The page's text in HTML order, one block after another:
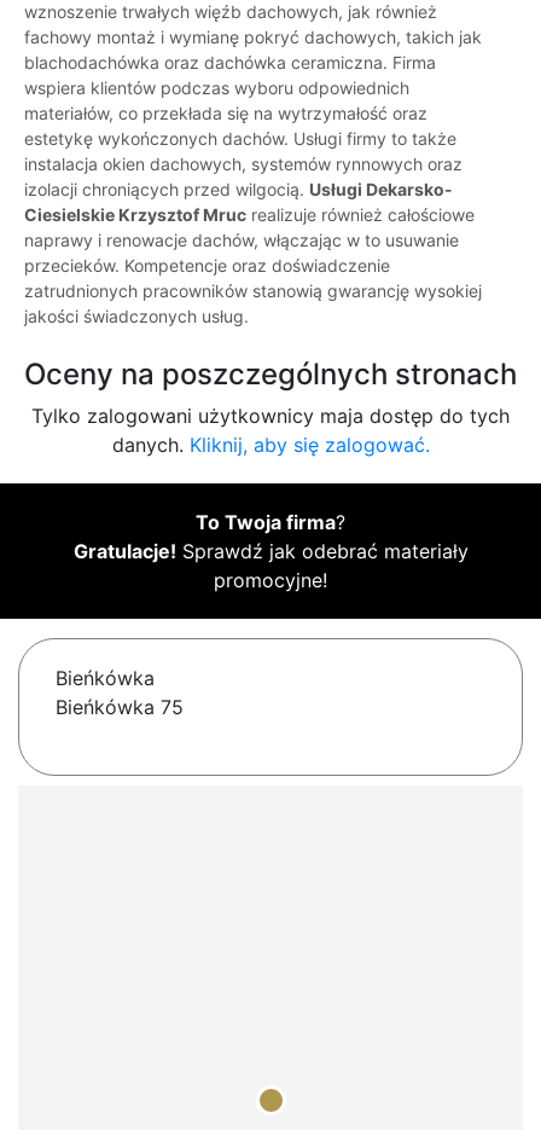
wznoszenie trwałych więźb dachowych, jak również
fachowy montaż i wymianę pokryć dachowych, takich jak
blachodachówka oraz dachówka ceramiczna. Firma
wspiera klientów podczas wyboru odpowiednich
materiałów, co przekłada się na wytrzymałość oraz
estetykę wykończonych dachów. Usługi firmy to także
instalacja okien dachowych, systemów rynnowych oraz
izolacji chroniących przed wilgocią. Usługi Dekarsko-
Ciesielskie Krzysztof Mruc realizuje również całościowe
naprawy i renowacje dachów, włączając w to usuwanie
przecieków. Kompetencje oraz doświadczenie
zatrudnionych pracowników stanowią gwarancję wysokiej
jakości świadczonych usług.
Oceny na poszczególnych stronach
Tylko zalogowani użytkownicy maja dostęp do tych
danych. Kliknij, aby się zalogować.
To Twoja firma?
Gratulacje! Sprawdź jak odebrać materiały
promocyjne!
Bieńkówka
Bieńkówka 75